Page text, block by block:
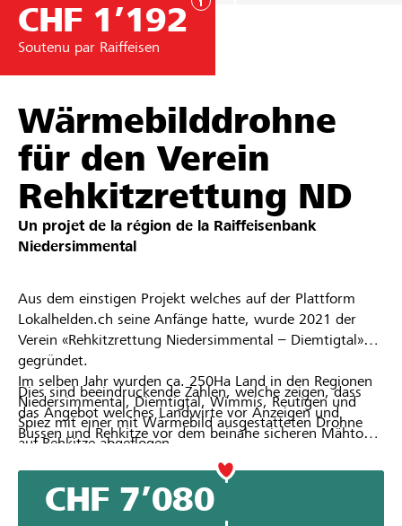
Se connecter
DE FR IT
CHF 1’192
Soutenu par Raiffeisen
Wärmebilddrohne
für den Verein
Rehkitzrettung ND
Un projet de la région de la Raiffeisenbank
Niedersimmental
Aus dem einstigen Projekt welches auf der Plattform
Lokalhelden.ch seine Anfänge hatte, wurde 2021 der
Verein «Rehkitzrettung Niedersimmental – Diemtigtal»
gegründet.
Im selben Jahr wurden ca. 250Ha Land in den Regionen
Niedersimmental, Diemtigtal, Wimmis, Reutigen und
Spiez mit einer mit Wärmebild ausgestatteten Drohne
auf Rehkitze abgeflogen.
Im Jahr 2024 waren es bereits 850Ha und 63 gerettete
Rehkitze. 2025 wurden dann erstmals über 1000Ha Feld
abgeflogen.
Dies sind beeindruckende Zahlen, welche zeigen, dass
das Angebot welches Landwirte vor Anzeigen und
Bussen und Rehkitze vor dem beinahe sicheren Mähtod
CHF 7’080